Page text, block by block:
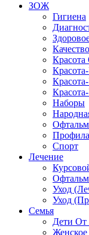
ЗОЖ
Гигиена
Наборы
Спорт
Лечение
Уход
Уход
Семья
Дети
Женское